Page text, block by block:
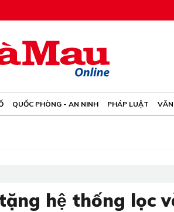
QUỐC PHÒNG - AN NINH PHÁP LUẬT
hệ thống lọc